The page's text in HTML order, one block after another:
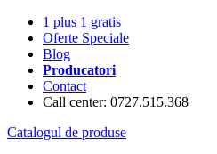
1 plus 1 gratis
Oferte Speciale
Blog
Producatori
Contact
Call center: 0727.515.368
Catalogul de produse